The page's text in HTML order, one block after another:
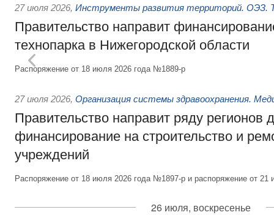
27 июля 2026, Инструменты развития территорий. ОЭЗ.
Правительство направит
технопарка в Нижегородской области
Распоряжение от 18 июля 2026 года №1889-р
27 июля 2026, Организация системы здравоохранения.
Правительство направит ряду регионов
финансирование на строительство и
учреждений
Распоряжение от 18 июля 2026 года №1897-р и распоряжение от
26 июля, воскресенье